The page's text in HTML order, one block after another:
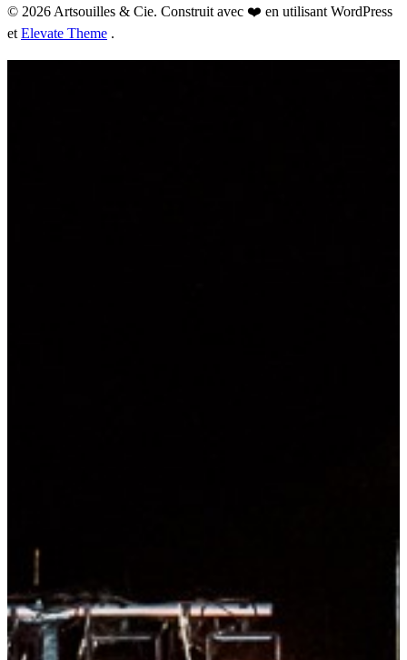
© 2026 Artsouilles & Cie. Construit avec ❤️ en utilisant WordPress
et Elevate Theme .